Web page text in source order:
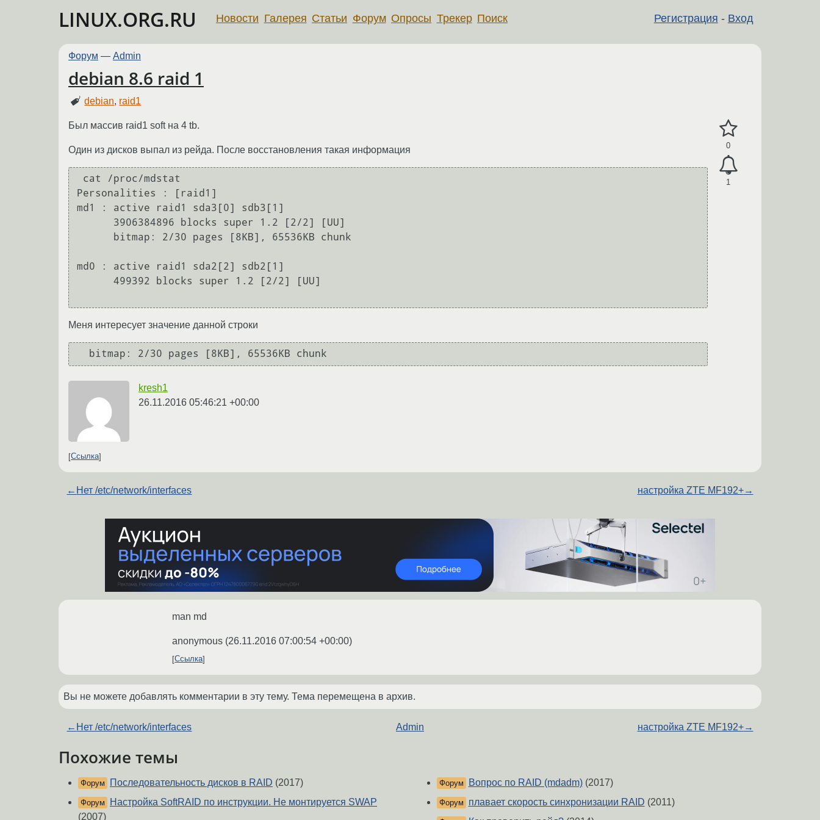
LINUX.ORG.RU Регистрация - Вход
Новости Галерея Статьи Форум Опросы Трекер Поиск
Форум — Admin
debian 8.6 raid 1
debian, raid1
0
1
Был массив raid1 soft на 4 tb.
Один из дисков выпал из рейда. После восстановления такая информация
Personalities : [raid1]
md1 : active raid1 sda3[0] sdb3[1]
md0 : active raid1 sda2[2] sdb2[1]
Меня интересует значение данной строки
  bitmap: 2/30 pages [8KB], 65536KB chunk
kresh1
26.11.2016 05:46:21 +00:00
Ссылка
← Нет /etc/network/interfaces настройка ZTE MF192+→
man md
anonymous (26.11.2016 07:00:54 +00:00)
Ссылка
Вы не можете добавлять комментарии в эту тему. Тема перемещена в архив.
← Нет /etc/network/interfaces Admin настройка ZTE MF192+→
Похожие темы
Форум Последовательность дисков в RAID (2017)
Форум
Настройка SoftRAID по инструкции. Не монтируется SWAP
(2007)
Форум Вопрос по RAID (mdadm)(2017)
Форум плавает скорость синхронизации RAID (2011)